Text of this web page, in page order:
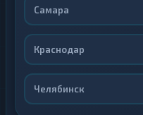
Самара
Краснодар
Челябинск